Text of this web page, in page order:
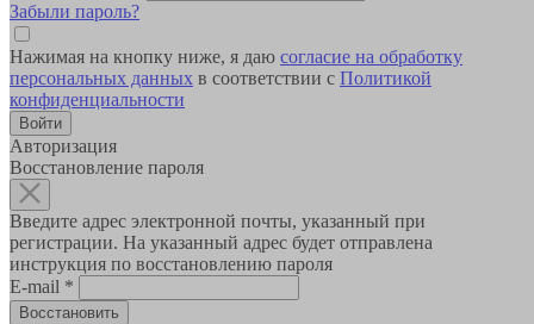
Забыли пароль?
Нажимая на кнопку ниже, я даю согласие на обработку
персональных данных в соответствии с Политикой
конфиденциальности
Авторизация
Восстановление пароля
Введите адрес электронной почты, указанный при
регистрации. На указанный адрес будет отправлена
инструкция по восстановлению пароля
E-mail *